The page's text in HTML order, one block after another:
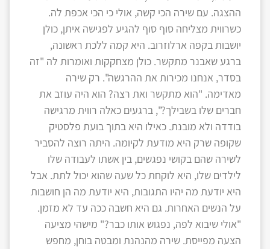
ההצגה. עם שירה הכי קשה, אולי כי הכי אכפת לה.
כשרווית מצליחה סוף סוף להגיע לפגישה איתן, כולן
יושבות בקפה ארלוזרוב. היא קמה ללכת ראשונה,
ברגע שאבנר מתקשר. כולן מצחקקות ואומרות לה "זה
בסדר, אנחנו מכירות את ההרגשה". רק שירה
מאדימה. "הוא מתקשר ואת רצה? הוא היה עוזב את
חברים שלו בשבילך?", ברגעים כאלה רווית מרגישה
בודדה ולא מובנת. כאילו היא בתוך בועת פלסטיק
שקופה שרק היא מודעת לקיומה. היתה רוצה להסביר
לשירה שהם בקושי נפגשים, בין אשתו לעבודה שלו
לילדים שלו, היא לוקחת כל שעה שהוא יכול לתת. אבל
היא יודעת מה יהיו התגובות, היא יודעת מה הן חושבות
על הנשים האחרות. גם היא חשבה ככה עד לא מזמן.
"אולי שיבוא לפה, נפגוש אותו כבר?" מישהי מציעה
הצעה מפייסת. שירה מהנהנת ומבטה בוחן, מחפש